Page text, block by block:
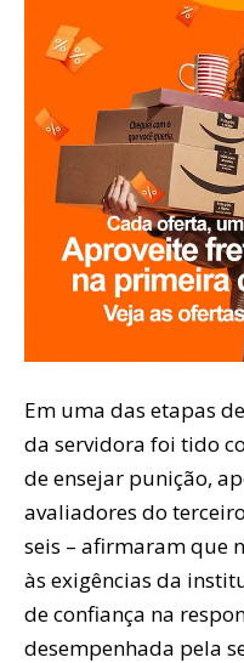
Em uma das etapas
da servidora foi tido
de ensejar punição,
avaliadores do
seis – afirmaram que
às exigências da
de confiança na
desempenhada pela